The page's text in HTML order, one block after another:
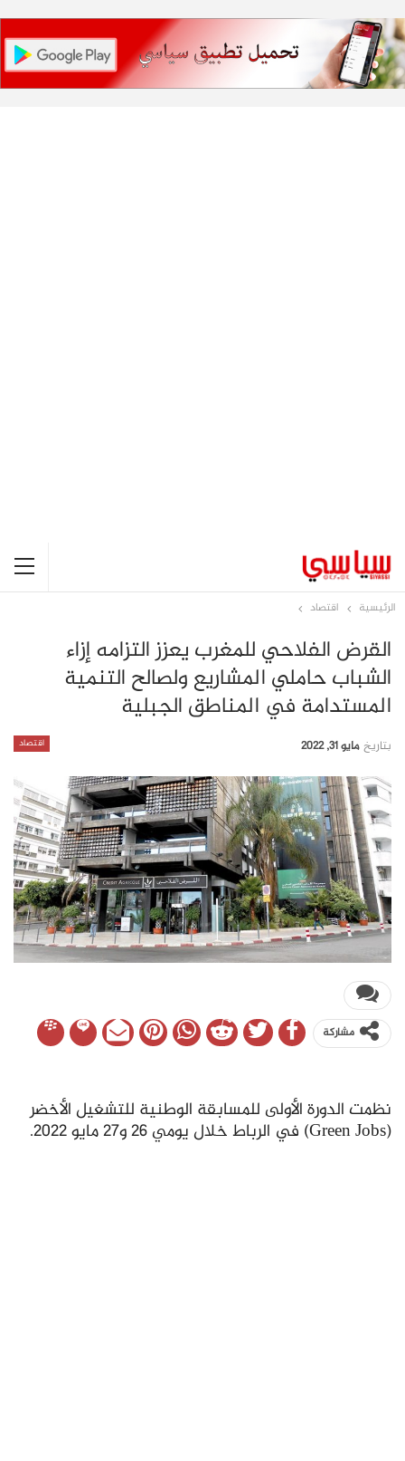
الرئيسية اقتصاد
القرض الفلاحي للمغرب يعزز التزامه إزاء
الشباب حاملي المشاريع ولصالح التنمية
المستدامة في المناطق الجبلية
اقتصاد بتاريخ مايو 31, 2022
مشاركة
نظمت الدورة الأولى للمسابقة الوطنية للتشغيل الأخضر
(Green Jobs) في الرباط خلال يومي 26 و27 مايو 2022.